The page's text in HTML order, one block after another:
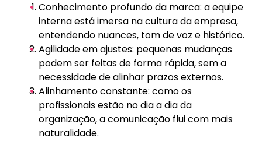
Conhecimento profundo da marca: a equipe
interna está imersa na cultura da empresa,
entendendo nuances, tom de voz e histórico.
Agilidade em ajustes: pequenas mudanças
podem ser feitas de forma rápida, sem a
necessidade de alinhar prazos externos.
Alinhamento constante: como os
profissionais estão no dia a dia da
organização, a comunicação flui com mais
naturalidade.